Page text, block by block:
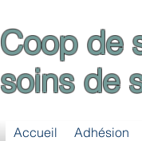
Coop de
soins de
Accueil Adhésion